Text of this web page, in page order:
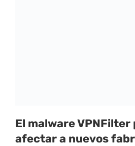
El malware VPNFilter
afectar a nuevos